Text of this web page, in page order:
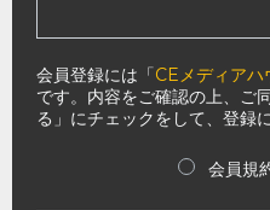
会員登録には「CEメディアハ
です。内容をご確認の上、ご
る」にチェックをして、登録
会員規